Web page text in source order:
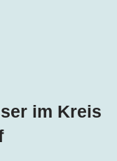
im Kreis